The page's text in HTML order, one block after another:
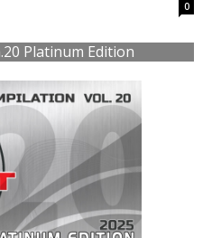
0
Platinum Edition